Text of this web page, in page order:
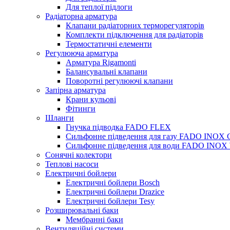
Для теплої підлоги
Радіаторна арматура
Клапани радіаторних терморегуляторів
Комплекти підключення для радіаторів
Термостатичні елементи
Регулююча арматура
Арматура Rigamonti
Балансувальні клапани
Поворотні регулюючі клапани
Запірна арматура
Крани кульові
Фітинги
Шланги
Гнучка підводка FADO FLEX
Сильфонне підведення для газу FADO INOX
Сильфонне підведення для води FADO INOX
Сонячні колектори
Теплові насоси
Електричні бойлери
Електричні бойлери Bosch
Електричні бойлери Drazice
Електричні бойлери Tesy
Розширювальні баки
Мембранні баки